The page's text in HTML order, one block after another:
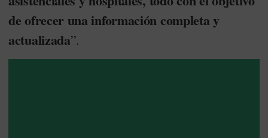
de ofrecer una información completa y
actualizada”.